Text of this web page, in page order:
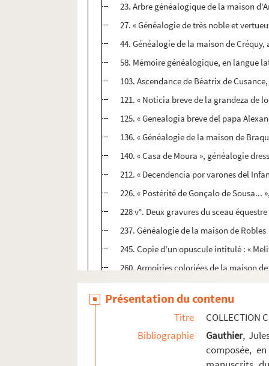
23. Arbre généalogique de la maison
27. « Généalogie de très noble et
44. Généalogie de la maison de
58. Mémoire généalogique, en langue
103. Ascendance de Béatrix de
121. « Noticia breve de la grandeza de
125. « Genealogia breve del papa
136. « Généalogie de la maison de
140. « Casa de Moura », généalogie
212. « Decendencia por varones del
226. « Postérité de Gonçalo de Sousa...
228 v°. Deux gravures du sceau
237. Généalogie de la maison de Robles
245. Copie d'un opuscule intitulé : «
260. Armoiries coloriées de la maison
Ms Chiflet 18. Affaires ecclésiastiques
Présentation du contenu
Titre
COLLECTION
Bibliographie
Gauthier,
composée,